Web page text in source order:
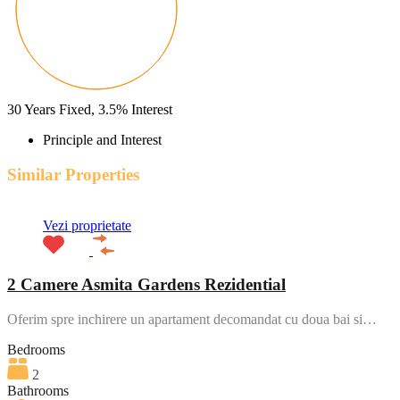
30Years Fixed, 3.5% Interest
Principle and Interest
Similar Properties
Vezi proprietate
2 Camere Asmita Gardens Rezidential
Oferim spre inchirere un apartament decomandat cu doua bai si…
Bedrooms
2
Bathrooms